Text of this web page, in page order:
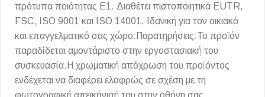
πρότυπα ποιότητας Ε1. Διαθέτει πιστοποιητικά EUTR,
FSC, ISO 9001 και ISO 14001. Ιδανική για τον οικιακό
και επαγγελματικό σας χώρο.Παρατηρήσεις:Το προϊόν
παραδίδεται αμοντάριστο στην εργοστασιακή του
συσκευασία.Η χρωματική απόχρωση του προϊόντος
ενδέχεται να διαφέρει ελαφρώς σε σχέση με τη
φωτογραφική απεικόνισή του στην οθόνη σας.